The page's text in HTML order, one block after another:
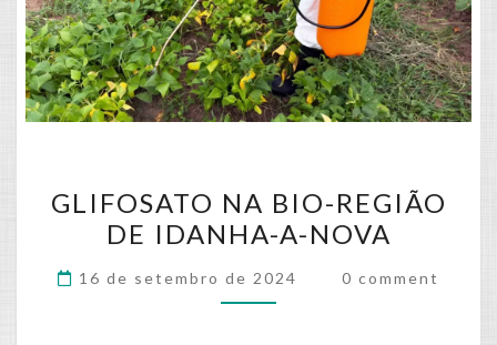
NA
BIO-
REGIÃO
DE
GLIFOSATO NA BIO-REGIÃO
DE IDANHA-A-NOVA
16 de setembro de 2024 Comments
0 comment